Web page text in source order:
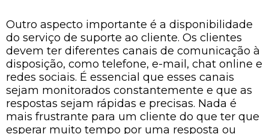
Outro aspecto importante é a disponibilidade
do serviço de suporte ao cliente. Os clientes
devem ter diferentes canais de comunicação à
disposição, como telefone, e-mail, chat online e
redes sociais. É essencial que esses canais
sejam monitorados constantemente e que as
respostas sejam rápidas e precisas. Nada é
mais frustrante para um cliente do que ter que
esperar muito tempo por uma resposta ou